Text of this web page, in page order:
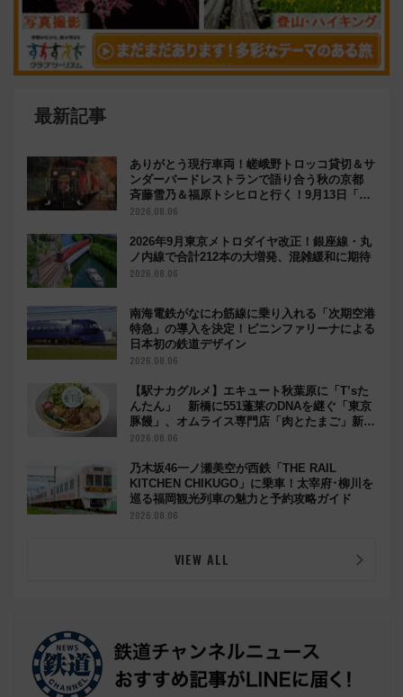
最新記事
ありがとう現行車両！嵯峨野トロッコ貸切＆サ
ンダーバードレストランで語り合う秋の京都
斉藤雪乃＆福原トシヒロと行く！9月13日「京
都の鉄道満喫ツアー」開催
2026.08.06
2026年9月東京メトロダイヤ改正！銀座線・丸
ノ内線で合計212本の大増発、混雑緩和に期待
2026.08.06
南海電鉄がなにわ筋線に乗り入れる「次期空港
特急」の導入を決定！ピニンファリーナによる
日本初の鉄道デザイン
2026.08.06
【駅ナカグルメ】エキュート秋葉原に「T’sた
んたん」 新橋に551蓬莱のDNAを継ぐ「東京
豚饅」、オムライス専門店「肉とたまご」新グ
ルメ続々登場！【2026年8月】
2026.08.06
乃木坂46一ノ瀬美空が西鉄「THE RAIL
KITCHEN CHIKUGO」に乗車！太宰府･柳川を
巡る福岡観光列車の魅力と予約攻略ガイド
2026.08.06
VIEW ALL